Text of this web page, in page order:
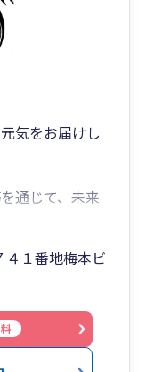
気をお届けし
通じて、未来
造します。
１番地梅本ビ